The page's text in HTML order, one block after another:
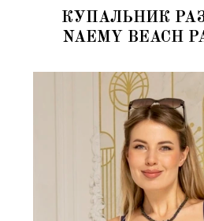
КУПАЛЬНИК
NAEMY BEACH